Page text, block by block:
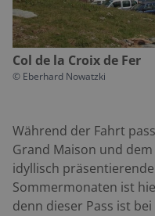
Col de la Croix de Fer
© Eberhard Nowatzki
Während der Fahrt
Grand Maison und
idyllisch
Sommermonaten ist
denn dieser Pass ist